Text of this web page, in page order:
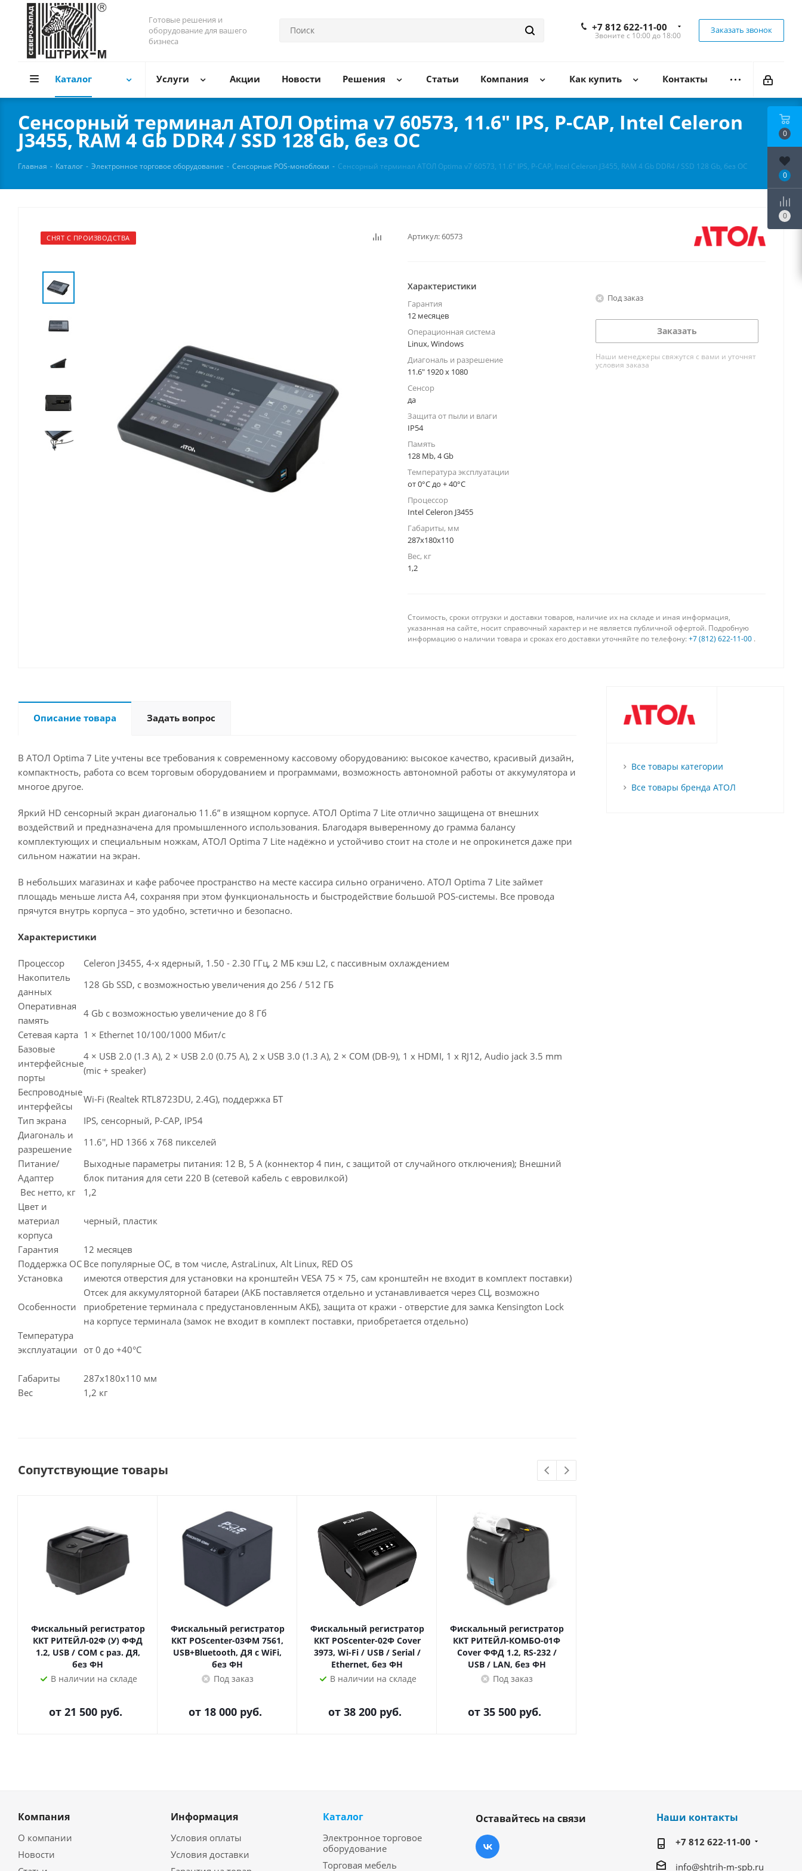
Готовые решения и
оборудование для вашего
бизнеса
+7 812 622-11-00
Звоните с 10:00 до 18:00
Заказать звонок
Каталог Услуги Акции Новости Решения Статьи Компания Как купить Контакты
Сенсорный терминал АТОЛ Optima v7 60573, 11.6" IPS, P-CAP, Intel Celeron
J3455, RAM 4 Gb DDR4 / SSD 128 Gb, без ОС
Главная - Каталог - Электронное торговое оборудование - Сенсорные POS-моноблоки - Сенсорный терминал АТОЛ Optima v7 60573, 11.6" IPS, P-CAP, Intel Celeron J3455, RAM 4 Gb DDR4 / SSD 128 Gb, без ОС
СНЯТ С ПРОИЗВОДСТВА Артикул:60573
Характеристики
Гарантия
12 месяцев
Операционная система
Linux, Windows
Диагональ и разрешение
11.6" 1920 х 1080
Сенсор
да
Защита от пыли и влаги
IP54
Память
128 Mb, 4 Gb
Температура эксплуатации
от 0°С до + 40°С
Процессор
Intel Celeron J3455
Габариты, мм
287х180х110
Вес, кг
1,2
Под заказ
Заказать
Наши менеджеры свяжутся с вами и уточнят
условия заказа
Стоимость, сроки отгрузки и доставки товаров, наличие их на складе и иная информация,
указанная на сайте, носит справочный характер и не является публичной офертой. Подробную
информацию о наличии товара и сроках его доставки уточняйте по телефону: +7 (812) 622-11-00 .
Описание товара Задать вопрос
В АТОЛ Optima 7 Lite учтены все требования к современному кассовому оборудованию: высокое качество, красивый дизайн,
компактность, работа со всем торговым оборудованием и программами, возможность автономной работы от аккумулятора и
многое другое.
Яркий HD сенсорный экран диагональю 11.6” в изящном корпусе. АТОЛ Optima 7 Lite отлично защищена от внешних
воздействий и предназначена для промышленного использования. Благодаря выверенному до грамма балансу
комплектующих и специальным ножкам, АТОЛ Optima 7 Lite надёжно и устойчиво стоит на столе и не опрокинется даже при
сильном нажатии на экран.
В небольших магазинах и кафе рабочее пространство на месте кассира сильно ограничено. АТОЛ Optima 7 Lite займет
площадь меньше листа А4, сохраняя при этом функциональность и быстродействие большой POS-системы. Все провода
прячутся внутрь корпуса – это удобно, эстетично и безопасно.
Характеристики
Процессор
Celeron J3455, 4-х ядерный, 1.50 - 2.30 ГГц, 2 МБ кэш L2, с пассивным охлаждением
Накопитель
данных
128 Gb SSD, с возможностью увеличения до 256 / 512 ГБ
Оперативная
память
4 Gb с возможностью увеличение до 8 Гб
Сетевая карта 1 × Ethernet 10/100/1000 Мбит/с
Базовые
интерфейсные
порты
4 × USB 2.0 (1.3 А), 2 × USB 2.0 (0.75 А), 2 x USB 3.0 (1.3 А), 2 × COM (DB-9), 1 x HDMI, 1 x RJ12, Audio jack 3.5 mm
(mic + speaker)
Беспроводные
интерфейсы
Wi-Fi (Realtek RTL8723DU, 2.4G), поддержка БТ
Тип экрана
IPS, сенсорный, P-CAP, IP54
Диагональ и
разрешение
11.6'', HD 1366 х 768 пикселей
Питание/
Адаптер
Выходные параметры питания: 12 В, 5 А (коннектор 4 пин, с защитой от случайного отключения); Внешний
блок питания для сети 220 В (сетевой кабель с евровилкой)
Вес нетто, кг
1,2
Цвет и
материал
корпуса
черный, пластик
Гарантия
12 месяцев
Поддержка ОС Все популярные ОС, в том числе, AstraLinux, Alt Linux, RED OS
Установка
имеются отверстия для установки на кронштейн VESA 75 × 75, сам кронштейн не входит в комплект поставки)
Особенности
Отсек для аккумуляторной батареи (АКБ поставляется отдельно и устанавливается через СЦ, возможно
приобретение терминала с предустановленным АКБ), защита от кражи - отверстие для замка Kensington Lock
на корпусе терминала (замок не входит в комплект поставки, приобретается отдельно)
Температура
эксплуатации от 0 до +40°C
Габариты
287х180х110 мм
Вес
1,2 кг
Сопутствующие товары
Фискальный регистратор
ККТ РИТЕЙЛ-02Ф (У) ФФД
1.2, USB / COM с раз. ДЯ,
без ФН
В наличии на складе
от 21 500 руб.
Фискальный регистратор
ККТ POScenter-03ФМ 7561,
USB+Bluetooth, ДЯ с WiFi,
без ФН
Под заказ
от 18 000 руб.
Фискальный регистратор
ККТ POScenter-02Ф Cover
3973, Wi-Fi / USB / Serial /
Ethernet, без ФН
В наличии на складе
от 38 200 руб.
Фискальный регистратор
ККТ РИТЕЙЛ-КОМБО-01Ф
Cover ФФД 1.2, RS-232 /
USB / LAN, без ФН
Под заказ
от 35 500 руб.
Все товары категории
Все товары бренда АТОЛ
Компания
О компании
Новости
Информация
Условия оплаты
Условия доставки
Каталог
Электронное торговое
оборудование
Торговая мебель
Оставайтесь на связи Наши контакты
+7 812 622-11-00
info@shtrih-m-spb.ru
0
0
0